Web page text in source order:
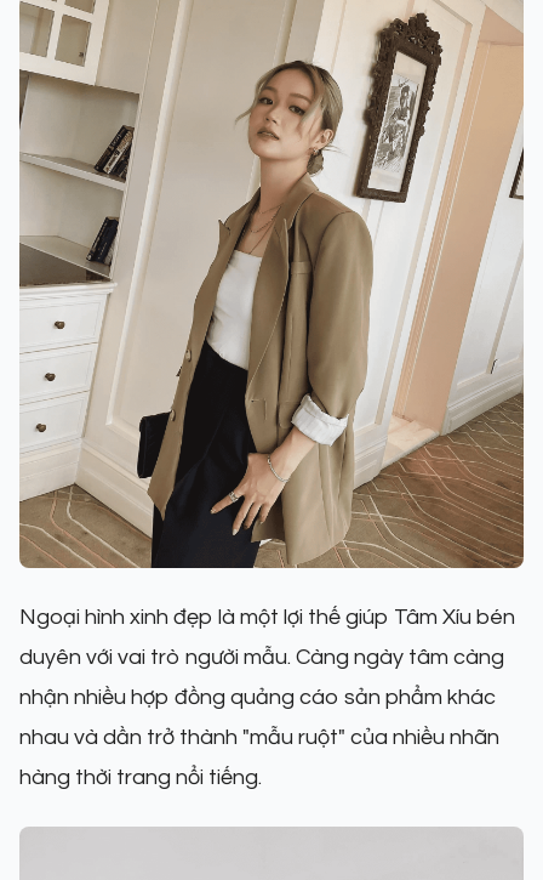
Ngoại hình xinh đẹp là một lợi thế giúp Tâm Xíu bén
duyên với vai trò người mẫu. Càng ngày tâm càng
nhận nhiều hợp đồng quảng cáo sản phẩm khác
nhau và dần trở thành "mẫu ruột" của nhiều nhãn
hàng thời trang nổi tiếng.